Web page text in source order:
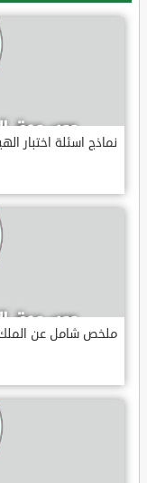
نماذج اسئلة اختبار
ملخص شامل عن الملك